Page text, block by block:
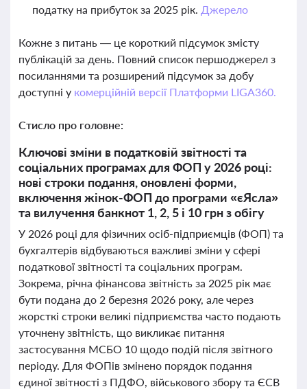
податку на прибуток за 2025 рік. Джерело
Кожне з питань — це короткий підсумок змісту
публікацій за день. Повний список першоджерел з
посиланнями та розширений підсумок за добу
доступні у комерційній версії Платформи LIGA360.
Стисло про головне:
Ключові зміни в податковій звітності та
соціальних програмах для ФОП у 2026 році:
нові строки подання, оновлені форми,
включення жінок-ФОП до програми «єЯсла»
та вилучення банкнот 1, 2, 5 і 10 грн з обігу
У 2026 році для фізичних осіб-підприємців (ФОП) та
бухгалтерів відбуваються важливі зміни у сфері
податкової звітності та соціальних програм.
Зокрема, річна фінансова звітність за 2025 рік має
бути подана до 2 березня 2026 року, але через
жорсткі строки великі підприємства часто подають
уточнену звітність, що викликає питання
застосування МСБО 10 щодо подій після звітного
періоду. Для ФОПів змінено порядок подання
єдиної звітності з ПДФО, військового збору та ЄСВ